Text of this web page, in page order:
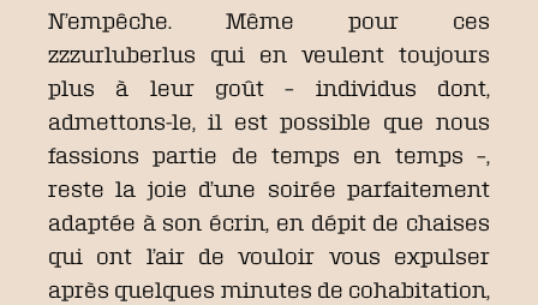
N’empêche. Même pour ces
zzzurluberlus qui en veulent toujours
plus à leur goût – individus dont,
admettons-le, il est possible que nous
fassions partie de temps en temps –,
reste la joie d’une soirée parfaitement
adaptée à son écrin, en dépit de chaises
qui ont l’air de vouloir vous expulser
après quelques minutes de cohabitation,